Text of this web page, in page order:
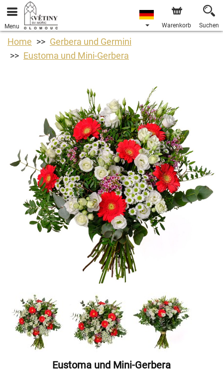
Menu Warenkorb Suchen
Home
Gerbera und Germini
Eustoma und Mini-Gerbera
Eustoma und Mini-Gerbera